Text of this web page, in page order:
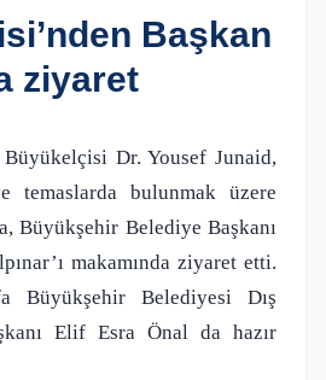
Başkan
ziyaret
Büyükelçisi Dr. Yousef Junaid,
bulunmak üzere
Büyükşehir Belediye Başkanı
makamında ziyaret etti.
Büyükşehir Belediyesi Dış
Elif Esra Önal da hazır